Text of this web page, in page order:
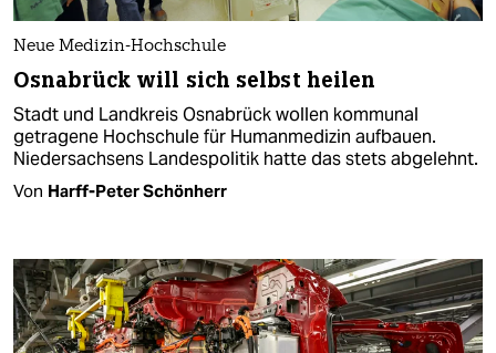
Neue Medizin-Hochschule
Osnabrück will sich selbst heilen
Stadt und Landkreis Osnabrück wollen kommunal
getragene Hochschule für Humanmedizin aufbauen.
Niedersachsens Landespolitik hatte das stets abgelehnt.
Von Harff-Peter Schönherr